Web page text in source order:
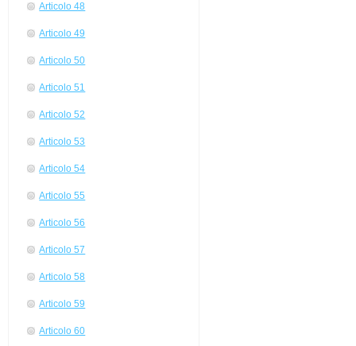
Articolo 48
Articolo 49
Articolo 50
Articolo 51
Articolo 52
Articolo 53
Articolo 54
Articolo 55
Articolo 56
Articolo 57
Articolo 58
Articolo 59
Articolo 60